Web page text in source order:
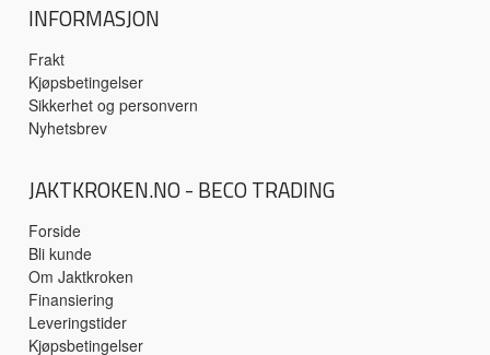
INFORMASJON
Frakt
Kjøpsbetingelser
Sikkerhet og personvern
Nyhetsbrev
JAKTKROKEN.NO - BECO TRADING
Forside
Bli kunde
Om Jaktkroken
Finansiering
Leveringstider
Kjøpsbetingelser